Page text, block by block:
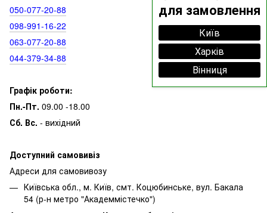
для замовлення
Київ
Харків
Вінниця
050‑077‑20‑88
098‑991‑16‑22
063‑077‑20‑88
044‑379‑34‑88
Графік роботи:
Пн.-Пт. 09.00 -18.00
Сб. Вс. - вихідний
Доступний самовивіз
Адреси для самовивозу
Київська обл., м. Київ, смт. Коцюбинське, вул. Бакала
54 (р-н метро "Академмістечко")